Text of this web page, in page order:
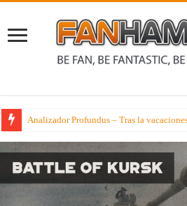
Analizador Profundus – Tras la